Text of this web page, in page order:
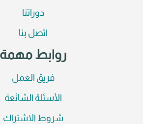
دوراتنا
اتصل بنا
روابط مهمة
فريق العمل
الأسئلة الشائعة
شروط الاشتراك